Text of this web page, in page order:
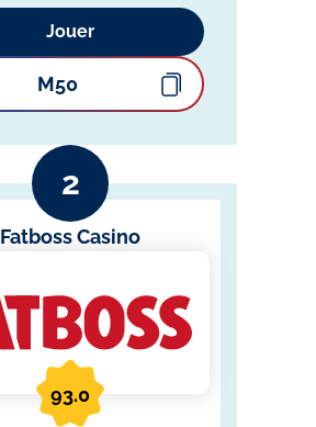
Jouer
M50
Fatboss Casino
93.0